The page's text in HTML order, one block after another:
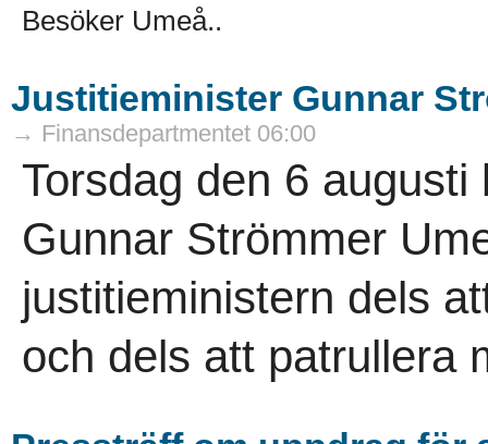
Besöker Umeå..
Justitieminister Gunnar
→ Finansdepartmentet 06:00
Torsdag den 6
Gunnar Strömmer
justitieministern dels
och dels att patrullera